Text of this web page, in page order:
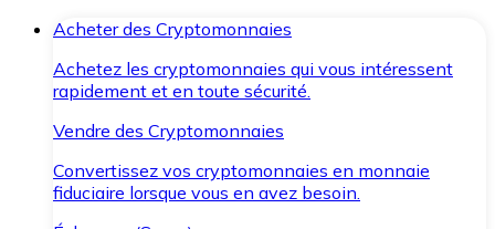
Acheter des Cryptomonnaies
Achetez les cryptomonnaies qui vous intéressent
rapidement et en toute sécurité.
Vendre des Cryptomonnaies
Convertissez vos cryptomonnaies en monnaie
fiduciaire lorsque vous en avez besoin.